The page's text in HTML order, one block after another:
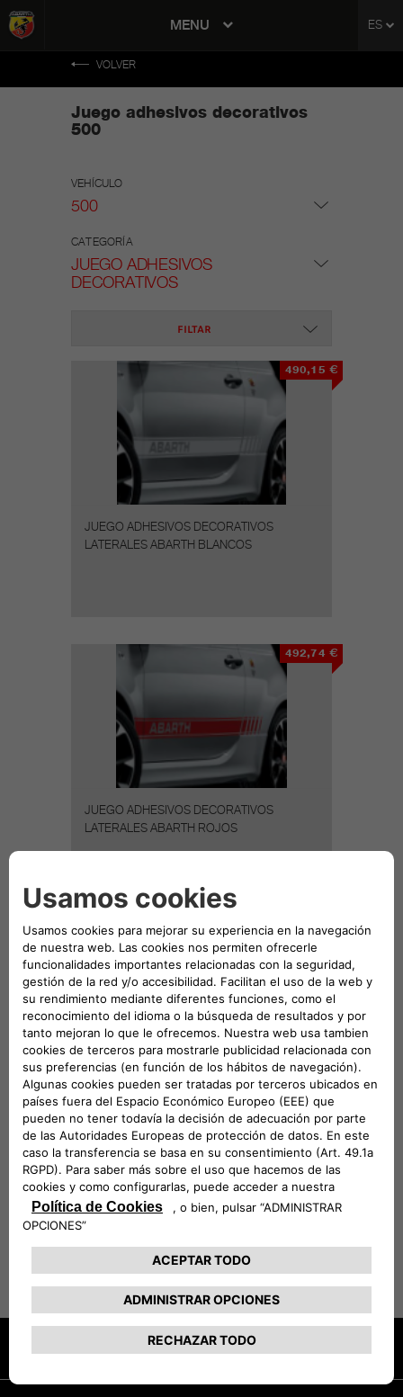
MENU ES
VOLVER
Juego adhesivos decorativos
500
VEHÍCULO
500
CATEGORÍA
JUEGO ADHESIVOS
DECORATIVOS
FILTAR
490,15 €
JUEGO ADHESIVOS DECORATIVOS
LATERALES ABARTH BLANCOS
492,74 €
JUEGO ADHESIVOS DECORATIVOS
LATERALES ABARTH ROJOS
489,3 €
JUEGO ADHESIVOS DECORATIVOS
LATERALES ABARTH NEGROS
presentados no incluye el coste de
montaje